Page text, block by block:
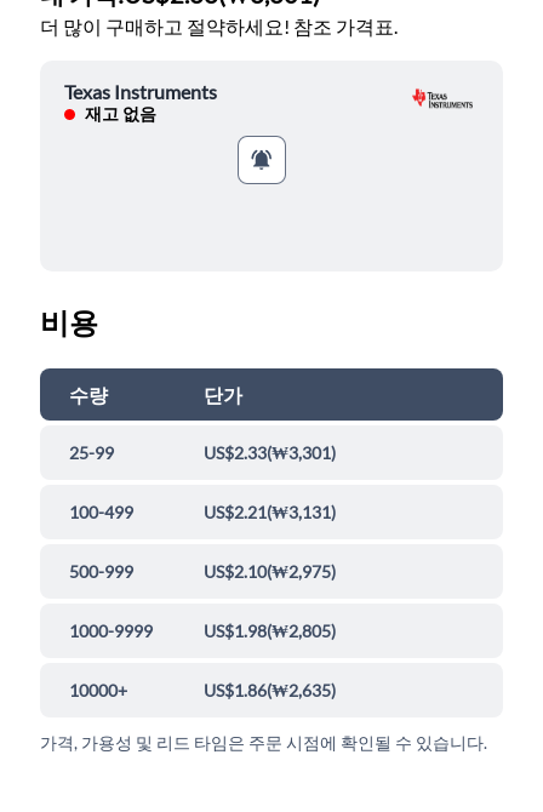
더 많이 구매하고 절약하세요! 참조 가격표.
Texas Instruments
재고 없음
비용
수량 단가
25-99 US$2.33(₩3,301)
100-499 US$2.21(₩3,131)
500-999 US$2.10(₩2,975)
1000-9999 US$1.98(₩2,805)
10000+ US$1.86(₩2,635)
가격, 가용성 및 리드 타임은 주문 시점에 확인될 수 있습니다.